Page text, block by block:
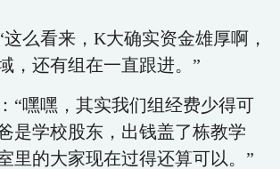
么看来，K大确实资金雄厚啊，
，还有组在一直跟进。”
“嘿嘿，其实我们组经费少得可
是学校股东，出钱盖了栋教学
里的大家现在过得还算可以。”